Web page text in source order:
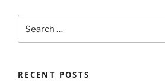
for:
RECENT POSTS